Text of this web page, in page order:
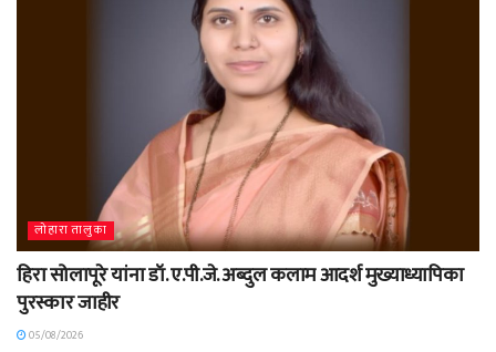
लोहारा तालुका
हिरा सोलापूरे यांना डॉ. ए.पी.जे. अब्दुल कलाम आदर्श मुख्याध्यापिका
पुरस्कार जाहीर
05/08/2026